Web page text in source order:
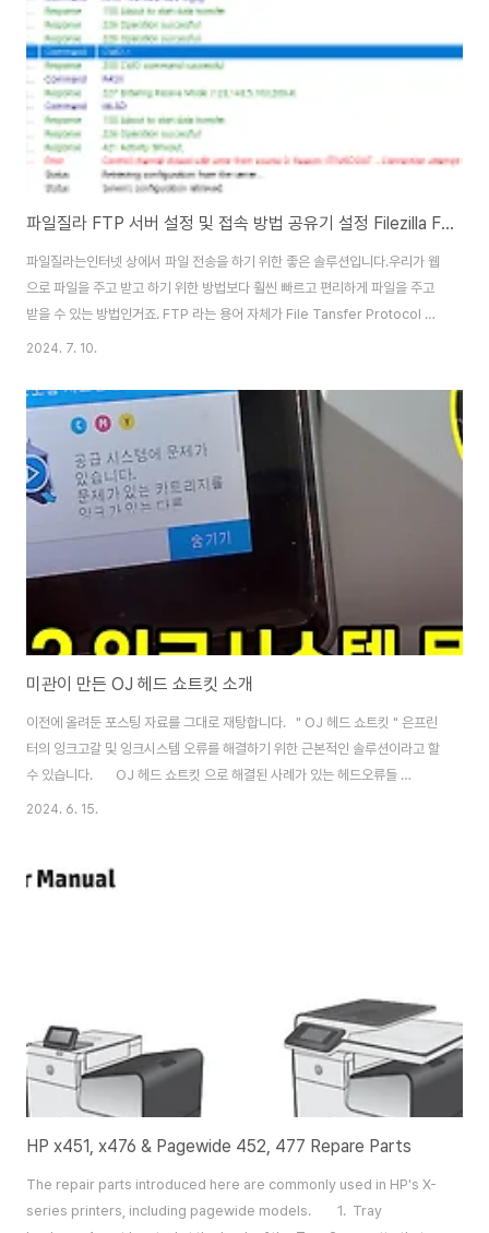
000031 오류는 CR모터 자체의 구동 불능 상태를 의미하지만,..
파일질라 FTP 서버 설정 및 접속 방법 공유기 설정 Filezilla FTP 다운로드
파일질라는인터넷 상에서 파일 전송을 하기 위한 좋은 솔루션입니다.우리가 웹
으로 파일을 주고 받고 하기 위한 방법보다 훨씬 빠르고 편리하게 파일을 주고
받을 수 있는 방법인거죠. FTP 라는 용어 자체가 File Tansfer Protocol 의
약자로우리 인터넷 TCP/IP 를 이용해 파일을 주고 받기 위해 1971년도에 만
ㅋ 이 FTP 를 이용하여 파일을 주고 받기 위해서는서버를 설치하고 클라이
언트로 접속하여 파일을 주고 받는데요.. 아 피일질라 라는 무료 소프트웨어가
아주 짱입니다. 다운로드는 아래 파일질라 공식 사이트에서 다운 받으면 됩니
다.https://filezilla-project.org/ 서버를 다운받아 설치 후..
2024. 7. 10.
미관이 만든 OJ 헤드 쇼트킷 소개
이전에 올려둔 포스팅 자료를 그대로 재탕합니다. " OJ 헤드 쇼트킷 " 은프린
터의 잉크고갈 및 잉크시스템 오류를 해결하기 위한 근본적인 솔루션이라고 할
수 있습니다. OJ 헤드 쇼트킷 으로 해결된 사례가 있는 헤드오류들 ​
19a000002 : 해결 19a000012 : 헤드 오류 해결 됨19a000013 : 헤드 오
던 헤드 오류 해결됨19a000019 : 납땜으로 해결되지 않았던 헤드 오류 해결
2024. 6. 15.
HP x451, x476 & Pagewide 452, 477 Repare Parts
The repair parts introduced here are commonly used in HP's X-
series printers, including pagewide models. 1. Tray